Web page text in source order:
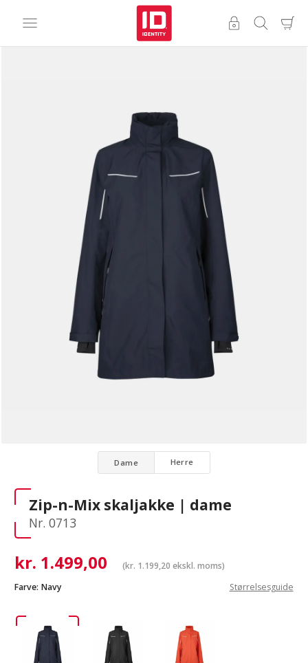
Dame Herre
Zip-n-Mix skaljakke | dame
Nr. 0713
kr. 1.499,00 (kr. 1.199,20 ekskl. moms)
Farve: Navy Størrelsesguide